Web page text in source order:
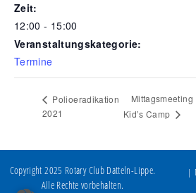
Zeit:
12:00 - 15:00
Veranstaltungskategorie:
Termine
Polioeradikation
2021
Kid’s Camp
Copyright 2025 Rotary Club Datteln-Lippe.
Alle Rechte vorbehalten.